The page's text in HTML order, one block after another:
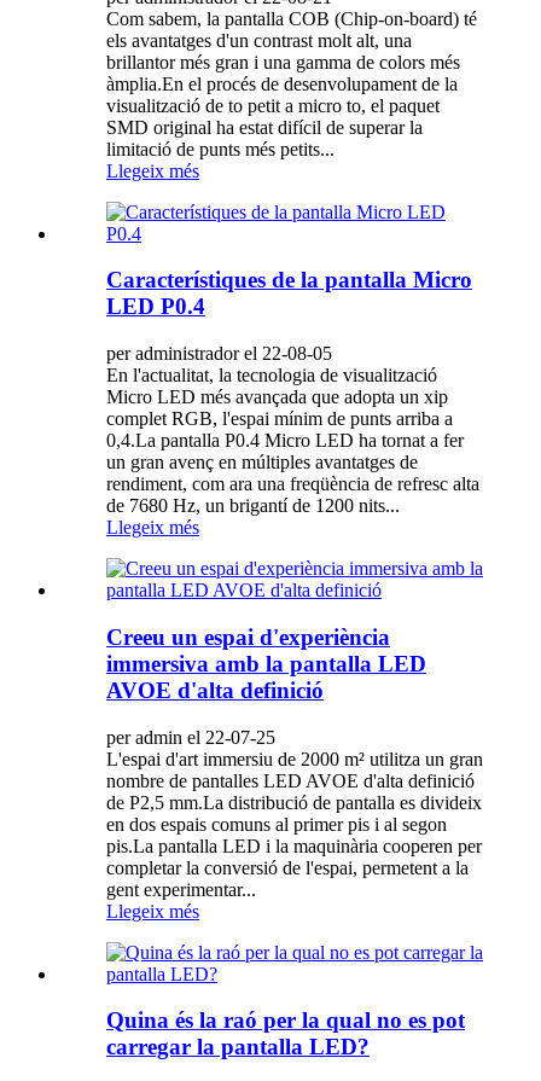
Com sabem, la pantalla COB (Chip-on-board) té
els avantatges d'un contrast molt alt, una
brillantor més gran i una gamma de colors més
àmplia.En el procés de desenvolupament de la
visualització de to petit a micro to, el paquet
SMD original ha estat difícil de superar la
limitació de punts més petits...
Llegeix més
Característiques de la pantalla Micro
LED P0.4
per administrador el 22-08-05
En l'actualitat, la tecnologia de visualització
Micro LED més avançada que adopta un xip
complet RGB, l'espai mínim de punts arriba a
0,4.La pantalla P0.4 Micro LED ha tornat a fer
un gran avenç en múltiples avantatges de
rendiment, com ara una freqüència de refresc alta
de 7680 Hz, un brigantí de 1200 nits...
Llegeix més
Creeu un espai d'experiència
immersiva amb la pantalla LED
AVOE d'alta definició
per admin el 22-07-25
L'espai d'art immersiu de 2000 m² utilitza un gran
nombre de pantalles LED AVOE d'alta definició
de P2,5 mm.La distribució de pantalla es divideix
en dos espais comuns al primer pis i al segon
pis.La pantalla LED i la maquinària cooperen per
completar la conversió de l'espai, permetent a la
gent experimentar...
Llegeix més
Quina és la raó per la qual no es pot
carregar la pantalla LED?